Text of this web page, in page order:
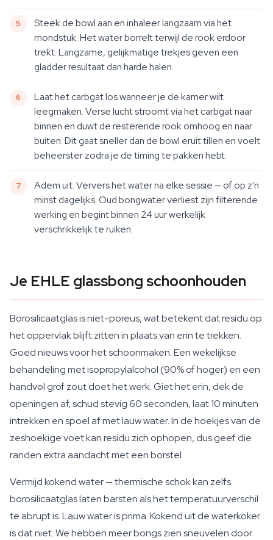
Steek de bowl aan en inhaleer langzaam via het
mondstuk. Het water borrelt terwijl de rook erdoor
trekt. Langzame, gelijkmatige trekjes geven een
gladder resultaat dan harde halen.
Laat het carbgat los wanneer je de kamer wilt
leegmaken. Verse lucht stroomt via het carbgat naar
binnen en duwt de resterende rook omhoog en naar
buiten. Dit gaat sneller dan de bowl eruit tillen en voelt
beheerster zodra je de timing te pakken hebt.
Adem uit. Ververs het water na elke sessie — of op z'n
minst dagelijks. Oud bongwater verliest zijn filterende
werking en begint binnen 24 uur werkelijk
verschrikkelijk te ruiken.
Je EHLE glassbong schoonhouden
Borosilicaatglas is niet-poreus, wat betekent dat residu op
het oppervlak blijft zitten in plaats van erin te trekken.
Goed nieuws voor het schoonmaken. Een wekelijkse
behandeling met isopropylalcohol (90% of hoger) en een
handvol grof zout doet het werk. Giet het erin, dek de
openingen af, schud stevig 60 seconden, laat 10 minuten
intrekken en spoel af met lauw water. In de hoekjes van de
zeshoekige voet kan residu zich ophopen, dus geef die
randen extra aandacht met een borstel.
Vermijd kokend water — thermische schok kan zelfs
borosilicaatglas laten barsten als het temperatuurverschil
te abrupt is. Lauw water is prima. Kokend uit de waterkoker
is dat niet. We hebben meer bongs zien sneuvelen door